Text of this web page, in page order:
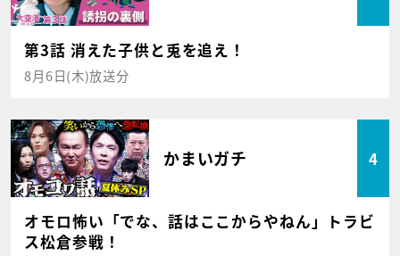
第3話 消えた子供と兎を追え！
8月6日(木)放送分
かまいガチ 4
オモロ怖い「でな、話はここからやねん」トラビ
ス松倉参戦！